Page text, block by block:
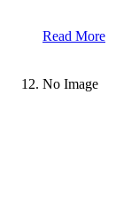
Read More
No Image